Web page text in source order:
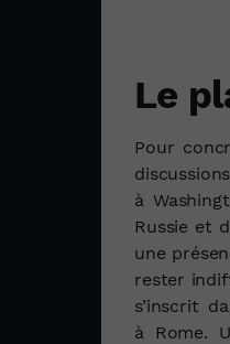
Le
Pour
à
Russie et
une
rester
s’inscrit
à Rome.